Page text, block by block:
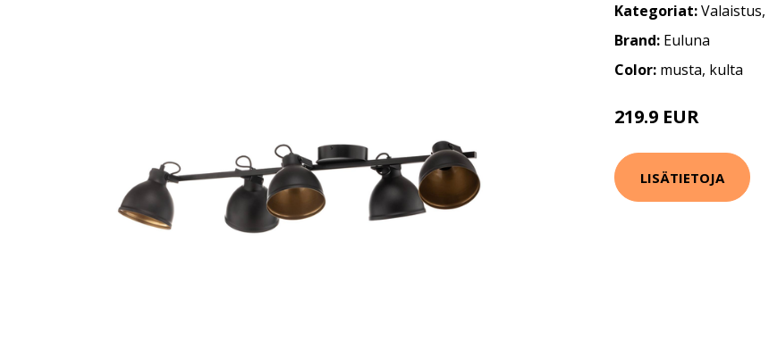
Kategoriat:Valaistus,
Brand: Euluna
Color: musta, kulta
219.9 EUR
LISÄTIETOJA